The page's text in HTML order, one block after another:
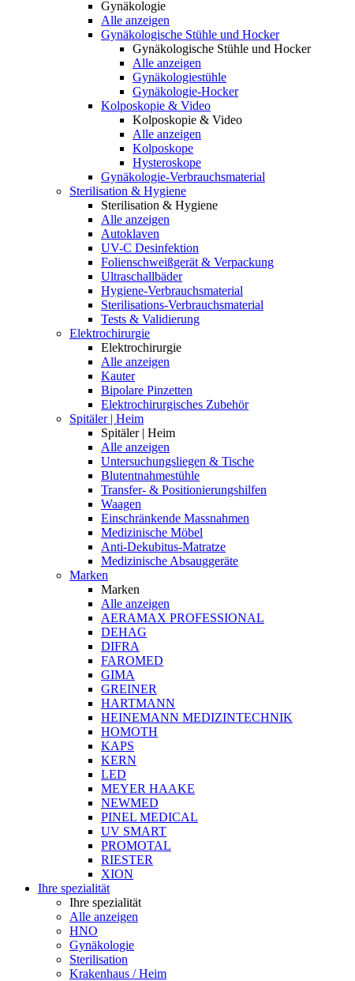
Gynäkologie
Alle anzeigen
Gynäkologische Stühle und Hocker
Gynäkologische Stühle und Hocker
Alle anzeigen
Gynäkologiestühle
Gynäkologie-Hocker
Kolposkopie & Video
Kolposkopie & Video
Alle anzeigen
Kolposkope
Hysteroskope
Gynäkologie-Verbrauchsmaterial
Sterilisation & Hygiene
Sterilisation & Hygiene
Alle anzeigen
Autoklaven
UV-C Desinfektion
Folienschweißgerät & Verpackung
Ultraschallbäder
Hygiene-Verbrauchsmaterial
Sterilisations-Verbrauchsmaterial
Tests & Validierung
Elektrochirurgie
Elektrochirurgie
Alle anzeigen
Kauter
Bipolare Pinzetten
Elektrochirurgisches Zubehör
Spitäler | Heim
Spitäler | Heim
Alle anzeigen
Untersuchungsliegen & Tische
Blutentnahmestühle
Transfer- & Positionierungshilfen
Waagen
Einschränkende Massnahmen
Medizinische Möbel
Anti-Dekubitus-Matratze
Medizinische Absauggeräte
Marken
Marken
Alle anzeigen
AERAMAX PROFESSIONAL
DEHAG
DIFRA
FAROMED
GIMA
GREINER
HARTMANN
HEINEMANN MEDIZINTECHNIK
HOMOTH
KAPS
KERN
LED
MEYER HAAKE
NEWMED
PINEL MEDICAL
UV SMART
PROMOTAL
RIESTER
XION
Ihre spezialität
Ihre spezialität
Alle anzeigen
HNO
Gynäkologie
Sterilisation
Krakenhaus / Heim